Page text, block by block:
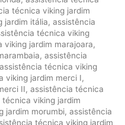
técnica viking jardim
jardim itália, assistência
técnica viking
viking jardim marajoara,
, assistência
assistência técnica viking
viking jardim merci I,
II, assistência técnica
viking jardim
jardim morumbi, assistência
técnica viking jardim